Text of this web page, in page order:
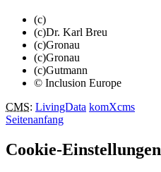
(c)
(c)Dr. Karl Breu
(c)Gronau
(c)Gronau
(c)Gutmann
© Inclusion Europe
CMS: LivingData komXcms
Seitenanfang
Cookie-Einstellungen